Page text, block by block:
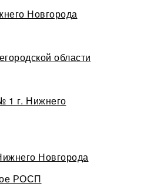
Новгорода
области
1 г. Нижнего
Новгорода
РОСП